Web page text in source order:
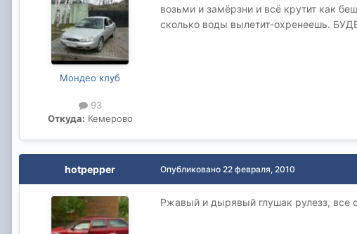
Мондео клуб
93
Откуда: Кемерово
возьми и замёрзни и всё крутит как
сколько воды вылетит-охренеешь.
hotpepper Опубликовано 22 февраля, 2010
Ржавый и дырявый глушак рулезз, все